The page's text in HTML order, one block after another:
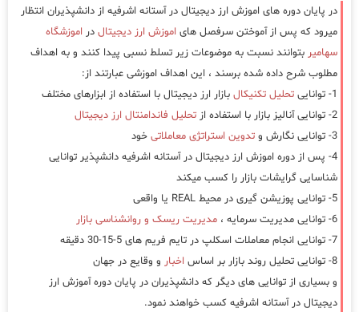
در پایان دوره های اموزش ارز دیجیتال در آستانه اشرفیه از دانشپذیران انتظار
میرود که پس از آموختن سرفصل های اموزش ارز دیجیتال در اموزشگاه
سهامیر بتوانند نسبت به موضوعات زیر تسلط نسبی پیدا کنند و به اهداف
مطلوب شرح داده شده برسند ، این اهداف اموزشی عبارتند از:
1- توانایی
تحلیل تکنیکال بازار ارز دیجیتال با استفاده از ابزارهای مختلف
2- توانایی آنالیز بازار با استفاده از
تحلیل فاندامنتال ارز دیجیتال
3- توانایی نگارش و
تدوین استراتژی معاملاتی خود
4- پس از دوره اموزش ارز دیجیتال در آستانه اشرفیه دانشپذیر توانایی
شناسایی گرایشات بازار را کسب میکند
5- توانایی پوزیشن گیری در محیط REAL یا واقعی
6- توانایی مدیریت سرمایه ،
مدیریت ریسک و روانشناسی بازار
7- توانایی انجام معاملات اسکلپ در تایم فریم های 5-15-30 دقیقه
8- توانایی تحلیل روند بازار بر اساس
اخبار و وقایع در جهان
و بسیاری از توانایی های دیگر که دانشپذیران در پایان دوره آموزش ارز
دیجیتال در آستانه اشرفیه کسب خواهند نمود.